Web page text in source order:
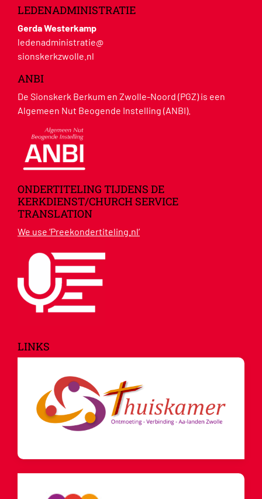
LEDENADMINISTRATIE
Gerda Westerkamp
ledenadministratie@
sionskerkzwolle.nl
ANBI
De Sionskerk Berkum en Zwolle-Noord (PGZ) is een
Algemeen Nut Beogende Instelling (ANBI).
ONDERTITELING TIJDENS DE
KERKDIENST/CHURCH SERVICE
TRANSLATION
We use ‘Preekondertiteling.nl’
LINKS